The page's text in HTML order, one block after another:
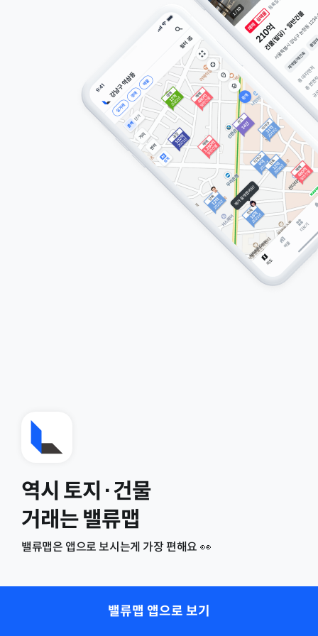
역시 토지·건물
거래는 밸류맵
밸류맵은 앱으로 보시는게 가장 편해요 👀
밸류맵 앱으로 보기